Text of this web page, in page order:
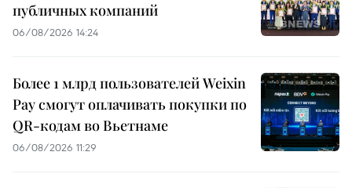
публичных компаний
06/08/2026 14:24
Более 1 млрд пользователей Weixin
Pay смогут оплачивать покупки по
QR-кодам во Вьетнаме
06/08/2026 11:29